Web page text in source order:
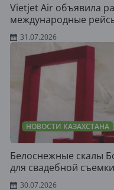
Vietjet Air объявила
международные
31.07.2026
НОВОСТИ КАЗАХСТАНА
Белоснежные скалы
для свадебной съемки
30.07.2026